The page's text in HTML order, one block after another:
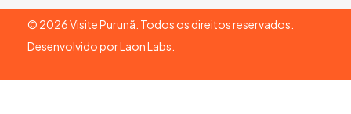
© 2026Visite Purunã. Todos os direitos reservados.
Desenvolvido porLaon Labs